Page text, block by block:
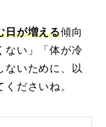
日が増える傾向
ない」「体が冷
ないために、以
ださいね。